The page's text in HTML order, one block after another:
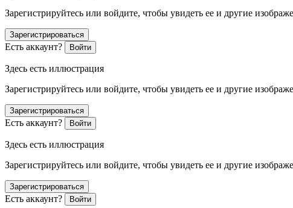
Зарегистрируйтесь или войдите, чтобы увидеть ее и другие
Зарегистрироваться
Есть аккаунт? Войти
Здесь есть иллюстрация
Зарегистрируйтесь или войдите, чтобы увидеть ее и другие
Зарегистрироваться
Есть аккаунт? Войти
Здесь есть иллюстрация
Зарегистрируйтесь или войдите, чтобы увидеть ее и другие
Зарегистрироваться
Есть аккаунт? Войти